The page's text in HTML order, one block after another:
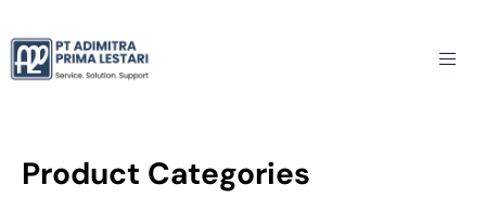
Product Categories